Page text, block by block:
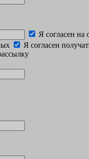
Я согласен на
Я согласен